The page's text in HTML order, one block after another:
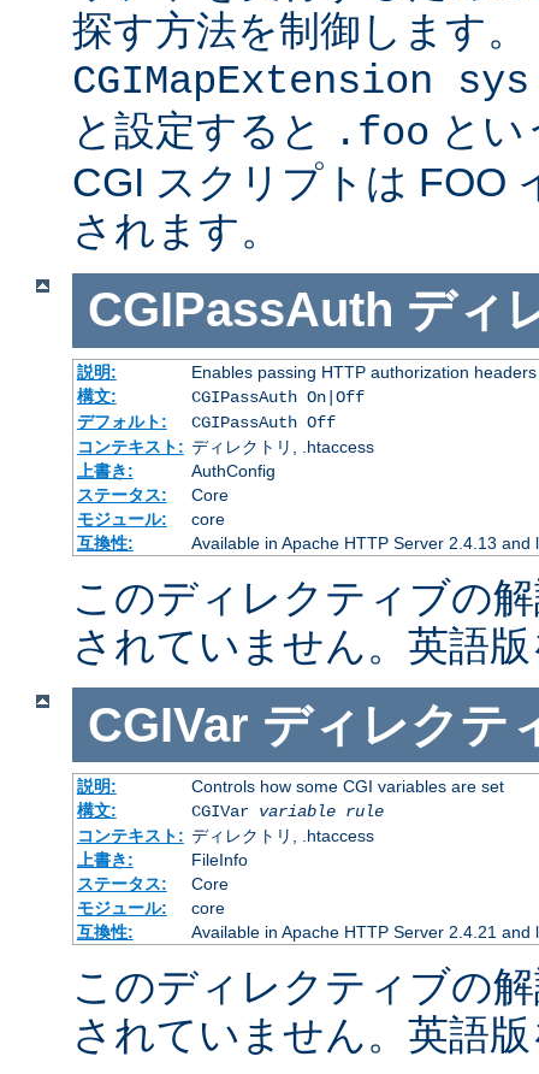
探す方法を制御します
CGIMapExtension
と設定すると
.foo と
CGI スクリプトは FOO
されます。
CGIPassAuth ディ
説明:
Enables passing HTTP authorization
構文:
CGIPassAuth On|Off
デフォルト:
CGIPassAuth Off
コンテキスト: ディレクトリ, .htaccess
上書き:
AuthConfig
ステータス:
Core
モジュール:
core
互換性:
Available in Apache HTTP Server 2.4.13 and
このディレクティブの
されていません。英語
CGIVar ディレクテ
説明:
Controls how some CGI variables are set
構文:
CGIVar variable rule
コンテキスト: ディレクトリ, .htaccess
上書き:
FileInfo
ステータス:
Core
モジュール:
core
互換性:
Available in Apache HTTP Server 2.4.21 and
このディレクティブの
されていません。英語